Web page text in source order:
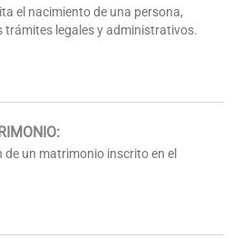
el nacimiento de una persona,
trámites legales y administrativos.
un matrimonio inscrito en el